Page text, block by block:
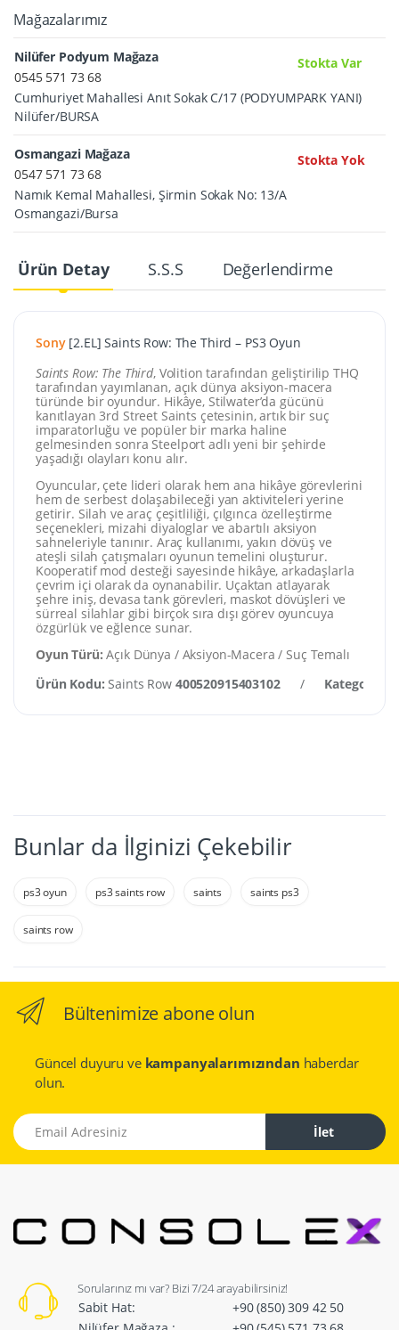
Mağazalarımız
Nilüfer Podyum Mağaza
Stokta Var
0545 571 73 68
Cumhuriyet Mahallesi Anıt Sokak C/17 (PODYUMPARK YANI)
Nilüfer/BURSA
Osmangazi Mağaza
Stokta Yok
0547 571 73 68
Namık Kemal Mahallesi, Şirmin Sokak No: 13/A
Osmangazi/Bursa
Ürün Detay S.S.S Değerlendirme
Sony[2.EL] Saints Row: The Third – PS3 Oyun
Saints Row: The Third, Volition tarafından geliştirilip THQ
tarafından yayımlanan, açık dünya aksiyon-macera
türünde bir oyundur. Hikâye, Stilwater’da gücünü
kanıtlayan 3rd Street Saints çetesinin, artık bir suç
imparatorluğu ve popüler bir marka haline
gelmesinden sonra Steelport adlı yeni bir şehirde
yaşadığı olayları konu alır.
Oyuncular, çete lideri olarak hem ana hikâye görevlerini
hem de serbest dolaşabileceği yan aktiviteleri yerine
getirir. Silah ve araç çeşitliliği, çılgınca özelleştirme
seçenekleri, mizahi diyaloglar ve abartılı aksiyon
sahneleriyle tanınır. Araç kullanımı, yakın dövüş ve
ateşli silah çatışmaları oyunun temelini oluşturur.
Kooperatif mod desteği sayesinde hikâye, arkadaşlarla
çevrim içi olarak da oynanabilir. Uçaktan atlayarak
şehre iniş, devasa tank görevleri, maskot dövüşleri ve
sürreal silahlar gibi birçok sıra dışı görev oyuncuya
özgürlük ve eğlence sunar.
Oyun Türü: Açık Dünya / Aksiyon-Macera / Suç Temalı
Ürün Kodu: Saints Row 400520915403102 / Kategori:
Bunlar da İlginizi Çekebilir
ps3 oyun ps3 saints row saints saints ps3
saints row
Bültenimize abone olun
Güncel duyuru ve kampanyalarımızından haberdar
olun.
Email Adresiniz
İlet
Sorularınız mı var? Bizi 7/24 arayabilirsiniz!
Sabit Hat:
+90 (850) 309 42 50